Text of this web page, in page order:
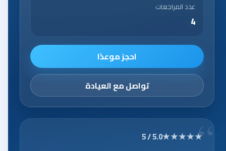
عدد المراجعات
4
احجز موعدًا
تواصل مع العيادة
★★★★★
5.0 / 5